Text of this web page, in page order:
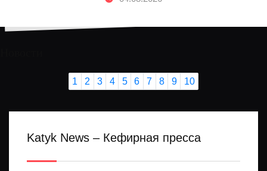
1 2 3 4 5 6 7 8 9 10
Katyk News – Кефирная пресса